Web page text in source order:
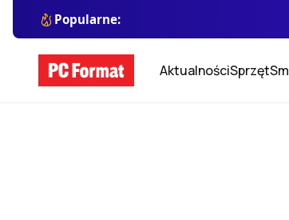
Popularne:
AktualnościSprzęt